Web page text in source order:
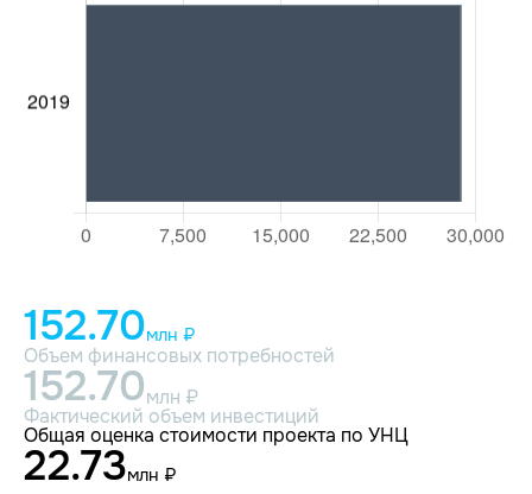
152.70млн ₽
Объем финансовых потребностей
152.70млн ₽
Фактический объем инвестиций
Общая оценка стоимости проекта по УНЦ
22.73млн ₽